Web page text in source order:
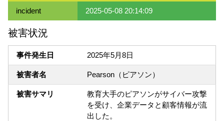
incident 2025-05-08 20:14:09
被害状況
事件発生日 2025年5月8日
被害者名 Pearson（ピアソン）
被害サマリ
教育大手のピアソンがサイバー攻撃
を受け、企業データと顧客情報が流
出した。